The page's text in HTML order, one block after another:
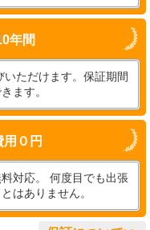
年間
ただけます。保証期間
ます。
０円
対応。 何度目でも出張
はありません。